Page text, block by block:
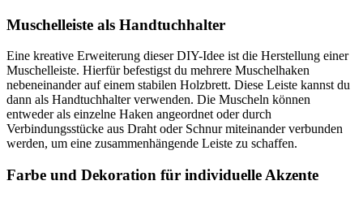
Muschelleiste als Handtuchhalter
Eine kreative Erweiterung dieser DIY-Idee ist die Herstellung einer
Muschelleiste. Hierfür befestigst du mehrere Muschelhaken
nebeneinander auf einem stabilen Holzbrett. Diese Leiste kannst du
dann als Handtuchhalter verwenden. Die Muscheln können
entweder als einzelne Haken angeordnet oder durch
Verbindungsstücke aus Draht oder Schnur miteinander verbunden
werden, um eine zusammenhängende Leiste zu schaffen.
Farbe und Dekoration für individuelle Akzente